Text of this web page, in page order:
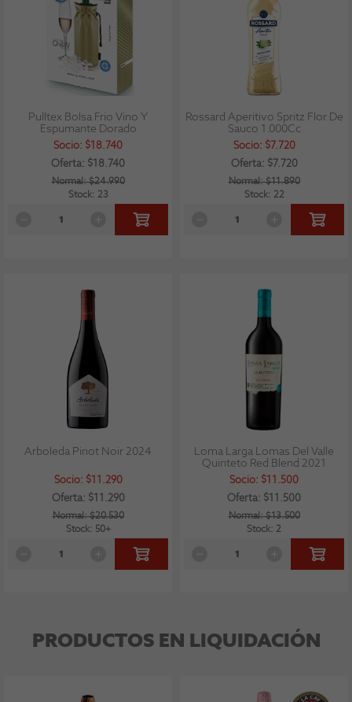
Pulltex Bolsa Frio Vino Y
Espumante Dorado
Socio: $18.740
Oferta: $18.740
Normal: $24.990
Stock: 23
Rossard Aperitivo Spritz Flor De
Sauco 1.000Cc
Socio: $7.720
Oferta: $7.720
Normal: $11.890
Stock: 22
Arboleda Pinot Noir 2024
Socio: $11.290
Oferta: $11.290
Normal: $20.530
Stock: 50+
Loma Larga Lomas Del Valle
Quinteto Red Blend 2021
Socio: $11.500
Oferta: $11.500
Normal: $13.500
Stock: 2
PRODUCTOS EN LIQUIDACIÓN